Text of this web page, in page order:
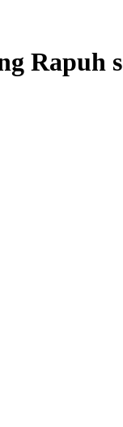
Rapuh